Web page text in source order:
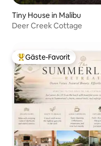
Tiny House in Malibu
Deer Creek Cottage
Beliebter Gäste-Favorit.
Gäste-Favorit